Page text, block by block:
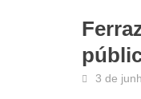
3 de